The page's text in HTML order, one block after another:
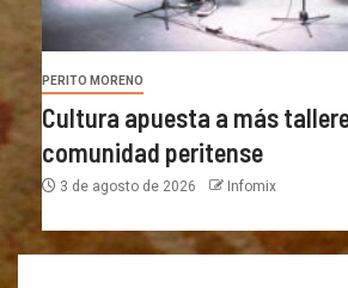
PERITO MORENO
Cultura apuesta a más
comunidad peritense
3 de agosto de 2026 Infomix